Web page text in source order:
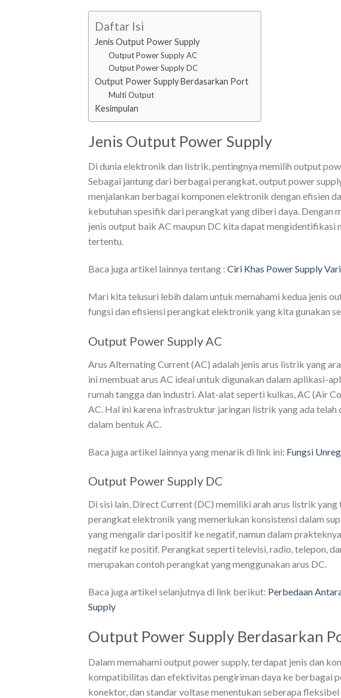
Daftar Isi
Jenis Output Power Supply
Output Power Supply AC
Output Power Supply DC
Output Power Supply Berdasarkan Port
Multi Output
Kesimpulan
Jenis Output Power Supply
Di dunia elektronik dan listrik, pentingnya memilih output
Sebagai jantung dari berbagai perangkat, output power
menjalankan berbagai komponen elektronik dengan efisien
kebutuhan spesifik dari perangkat yang diberi daya. Dengan
jenis output baik AC maupun DC kita dapat mengidentifikasi
tertentu.
Baca juga artikel lainnya tentang : Ciri Khas Power Supply
Mari kita telusuri lebih dalam untuk memahami kedua jenis
fungsi dan efisiensi perangkat elektronik yang kita gunakan
Output Power Supply AC
Arus Alternating Current (AC) adalah jenis arus listrik yang
ini membuat arus AC ideal untuk digunakan dalam aplikasi-
rumah tangga dan industri. Alat-alat seperti kulkas, AC (Air
AC. Hal ini karena infrastruktur jaringan listrik yang ada
dalam bentuk AC.
Baca juga artikel lainnya yang menarik di link ini: Fungsi
Output Power Supply DC
Di sisi lain, Direct Current (DC) memiliki arah arus listrik
perangkat elektronik yang memerlukan konsistensi dalam
yang mengalir dari positif ke negatif, namun dalam
negatif ke positif. Perangkat seperti televisi, radio, telepon,
merupakan contoh perangkat yang menggunakan arus DC.
Baca juga artikel selanjutnya di link berikut: Perbedaan
Supply
Output Power Supply Berdasarkan
Dalam memahami output power supply, terdapat jenis dan
kompatibilitas dan efektivitas pengiriman daya ke berbagai
konektor, dan standar voltase menentukan seberapa